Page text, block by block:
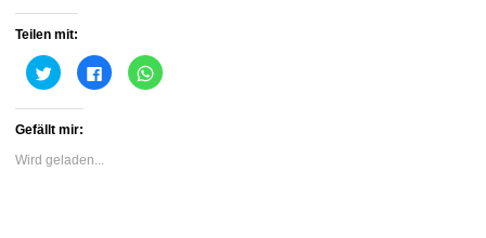
Teilen mit:
Klick,
um
Twitter
teilen
in
Klick,
um
Klicken,
um
Gefällt mir:
Wird geladen...